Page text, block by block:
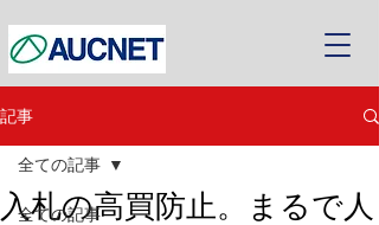
記事
全ての記事
全ての記事
入札の高買防止。まるで人